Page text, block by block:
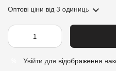
Оптові ціни від 3 одиниць
Увійти для відображення